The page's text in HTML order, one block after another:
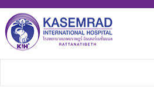
Rattanatibeth